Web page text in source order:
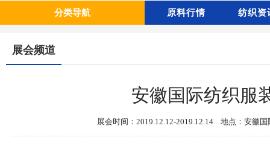
分类导航 原料行情 纺织资
展会频道
安徽国际纺织服
展会时间：2019.12.12-2019.12.14 地点：安徽